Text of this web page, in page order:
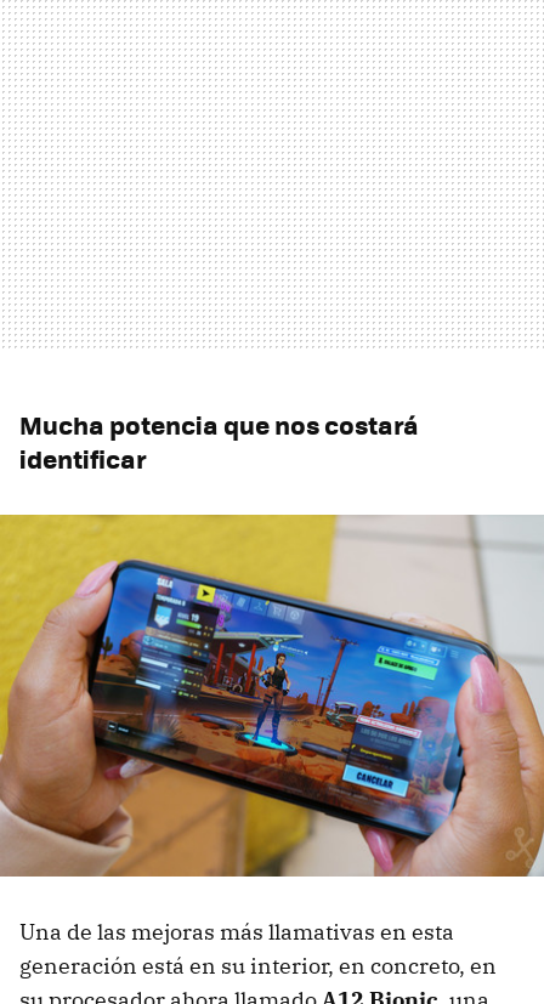
Mucha potencia que nos costará
identificar
Una de las mejoras más llamativas en esta
generación está en su interior, en concreto, en